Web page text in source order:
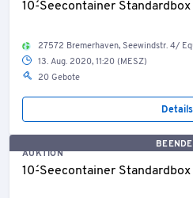
10´-Seecontainer Standardbox
27572 Bremerhaven, Seewindstr. 4/
13. Aug. 2020, 11:20 (MESZ)
20 Gebote
Details
AUKTION
10´-Seecontainer Standardbox